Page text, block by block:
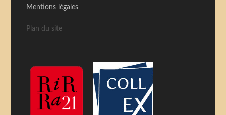
Mentions légales
Plan du site